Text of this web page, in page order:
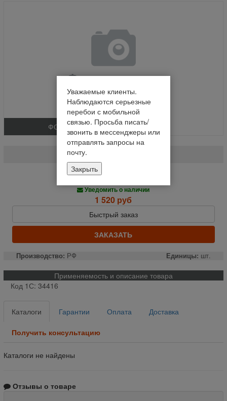
ФОТО
Гильза СМД-31 (шт.)
Нет в наличии
Уведомить о наличии
1 520 руб
Быстрый заказ
ЗАКАЗАТЬ
Производство: РФ Единицы: шт.
Применяемость и описание товара
Код 1С: 34416
Каталоги Гарантии Оплата Доставка
Получить консультацию
Каталоги не найдены
Отзывы о товаре
Уважаемые клиенты.
Наблюдаются серьезные
перебои с мобильной
связью. Просьба писать/
звонить в мессенджеры или
отправлять запросы на
почту.
Закрыть